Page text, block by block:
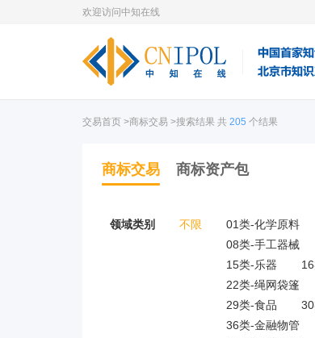
欢迎访问中知在线
交易首页 >商标交易 >搜索结果 共 205 个结果
商标交易 商标资产包
领域类别 不限 01类-化学原料
08类-手工器械
15类-乐器
22类-绳网袋篷
29类-食品
36类-金融物管